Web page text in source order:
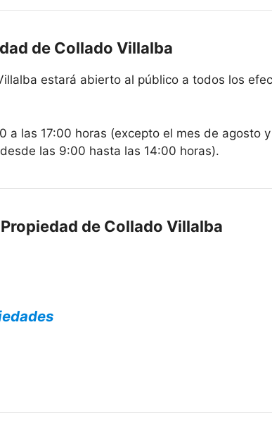
de Collado Villalba
estará abierto al público a todos los
a las 17:00 horas (excepto el mes de agosto
las 9:00 hasta las 14:00 horas).
de Collado Villalba